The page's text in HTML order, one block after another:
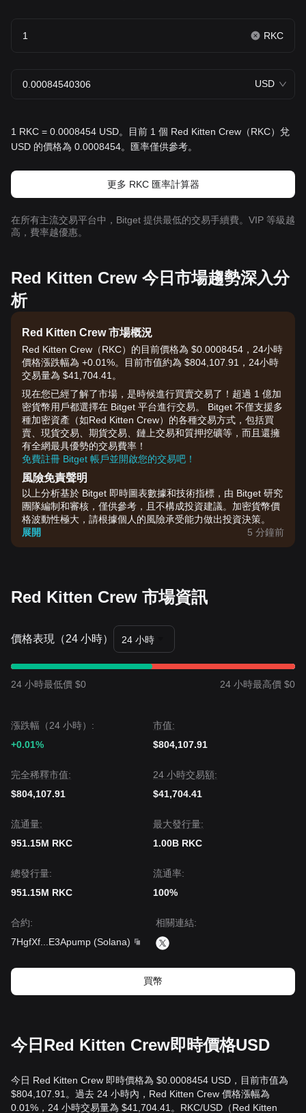
RKC
USD
1 RKC = 0.0008454 USD。目前 1 個 Red Kitten Crew（RKC）兌
USD 的價格為 0.0008454。匯率僅供參考。
更多 RKC 匯率計算器
在所有主流交易平台中，Bitget 提供最低的交易手續費。VIP 等級越
高，費率越優惠。
Red Kitten Crew 今日市場趨勢深入分
析
Red Kitten Crew 市場概況
Red Kitten Crew（RKC）的目前價格為 $0.0008454，24小時
價格漲跌幅為 +0.01%。目前市值約為 $804,107.91，24小時
交易量為 $41,704.41。
現在您已經了解了市場，是時候進行買賣交易了！超過 1 億加
密貨幣用戶都選擇在 Bitget 平台進行交易。 Bitget 不僅支援多
種加密資產（如Red Kitten Crew）的各種交易方式，包括買
賣、現貨交易、期貨交易、鏈上交易和質押挖礦等，而且還擁
有全網最具優勢的交易費率！
免費註冊 Bitget 帳戶並開啟您的交易吧！
風險免責聲明
以上分析基於 Bitget 即時圖表數據和技術指標，由 Bitget 研究
團隊編制和審核，僅供參考，且不構成投資建議。加密貨幣價
格波動性極大，請根據個人的風險承受能力做出投資決策。
展開
5 分鐘前
Red Kitten Crew 市場資訊
價格表現（24 小時） 24 小時
24 小時最低價 $0 24 小時最高價 $0
漲跌幅（24 小時）:
+0.01%
市值:
$804,107.91
完全稀釋市值:
$804,107.91
24 小時交易額:
$41,704.41
流通量:
951.15M RKC
‌最大發行量:
1.00B RKC
總發行量:
951.15M RKC
流通率:
100%
合約:
7HgfXf
E3Apump (Solana)
相關連結:
買幣
今日Red Kitten Crew即時價格USD
今日 Red Kitten Crew 即時價格為 $0.0008454 USD，目前市值為
$804,107.91。過去 24 小時內，Red Kitten Crew 價格漲幅為
0.01%，24 小時交易量為 $41,704.41。RKC/USD（Red Kitten